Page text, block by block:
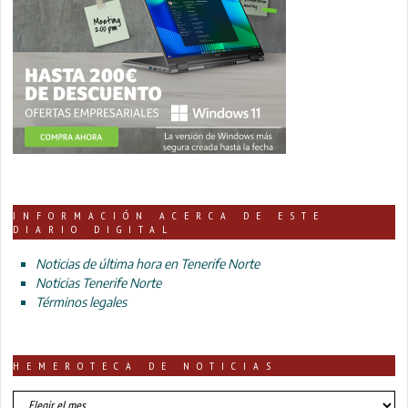
INFORMACIÓN ACERCA DE ESTE
DIARIO DIGITAL
Noticias de última hora en Tenerife Norte
Noticias Tenerife Norte
Términos legales
HEMEROTECA DE NOTICIAS
HEMEROTECA